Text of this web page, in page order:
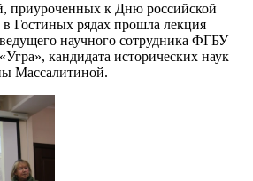
приуроченных к Дню российской
Гостиных рядах прошла лекция
научного сотрудника ФГБУ
кандидата исторических наук
Массалитиной.